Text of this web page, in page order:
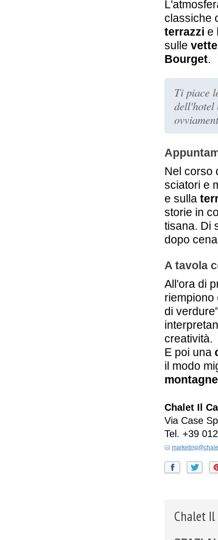
classiche
terrazzi e
sulle
Bourget.
Ti piace
dell'hotel
Nel corso
sciatori e
e sulla
storie in
tisana. Di
dopo
A tavola
All'ora di
riempiono
di
creatività.
E poi una
il modo
Chalet Il
Via Case
Tel. +39
Chalet